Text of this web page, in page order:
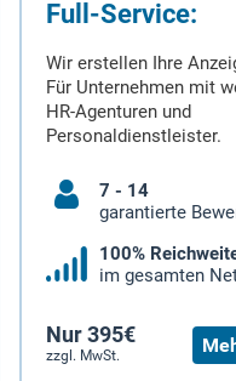
Full-Service:
Wir erstellen Ihre
Für Unternehmen mit
HR-Agenturen und
Personaldienstleister.
7 - 14
garantierte
100%
im gesamten
Nur 395€
zzgl. MwSt.